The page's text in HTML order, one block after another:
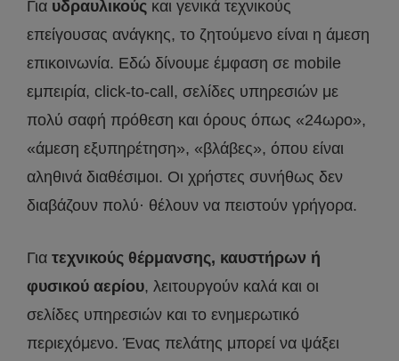
Για υδραυλικούς και γενικά τεχνικούς
επείγουσας ανάγκης, το ζητούμενο είναι η άμεση
επικοινωνία. Εδώ δίνουμε έμφαση σε mobile
εμπειρία, click-to-call, σελίδες υπηρεσιών με
πολύ σαφή πρόθεση και όρους όπως «24ωρο»,
«άμεση εξυπηρέτηση», «βλάβες», όπου είναι
αληθινά διαθέσιμοι. Οι χρήστες συνήθως δεν
διαβάζουν πολύ· θέλουν να πειστούν γρήγορα.
Για τεχνικούς θέρμανσης, καυστήρων ή
φυσικού αερίου, λειτουργούν καλά και οι
σελίδες υπηρεσιών και το ενημερωτικό
περιεχόμενο. Ένας πελάτης μπορεί να ψάξει